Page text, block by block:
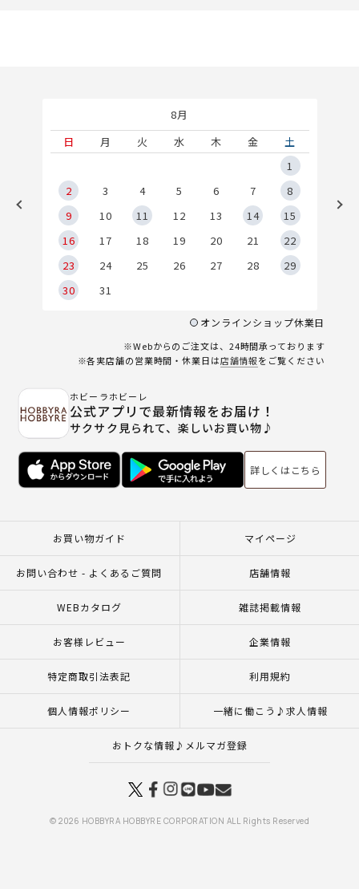
8月
日
月 火 水 木 金
土
1
2
3 4 5 6 7
8
9
10 11 12 13 14
15
16
17 18 19 20 21
22
23
24 25 26 27 28
29
30
31
オンラインショップ休業日
※Webからのご注文は、24時間承っております
※各実店舗の営業時間・休業日は店舗情報をご覧ください
ホビーラホビーレ
公式アプリで最新情報をお届け！
サクサク見られて、楽しいお買い物♪
詳しくはこちら
お買い物ガイド マイページ
お問い合わせ - よくあるご質問 店舗情報
WEBカタログ 雑誌掲載情報
お客様レビュー 企業情報
特定商取引法表記 利用規約
個人情報ポリシー 一緒に働こう♪求人情報
おトクな情報♪メルマガ登録
© 2026 HOBBYRA HOBBYRE CORPORATION ALL Rights Reserved